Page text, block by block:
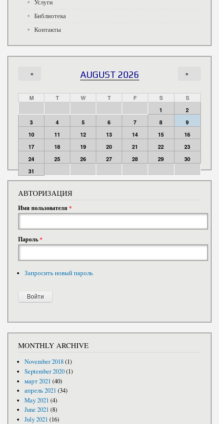
Услуги
Библиотека
Контакты
AUGUST 2026
« »
M T W T F S
S
1
2
3
4 5 6 7 8
9
10
11 12 13 14 15
16
17
18 19 20 21 22
23
24
25 26 27 28 29
30
31
АВТОРИЗАЦИЯ
Имя пользователя *
Пароль*
Запросить новый пароль
MONTHLY ARCHIVE
November 2018(1)
September 2020(1)
март 2021 (40)
апрель 2021 (34)
May 2021 (4)
June 2021 (8)
July 2021 (16)